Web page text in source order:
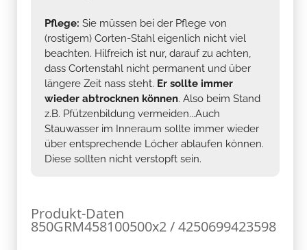
Pflege: Sie müssen bei der Pflege von
(rostigem) Corten-Stahl eigenlich nicht viel
beachten. Hilfreich ist nur, darauf zu achten,
dass Cortenstahl nicht permanent und über
längere Zeit nass steht. Er sollte immer
wieder abtrocknen können. Also beim Stand
z.B. Pfützenbildung vermeiden...Auch
Stauwasser im Inneraum sollte immer wieder
über entsprechende Löcher ablaufen können.
Diese sollten nicht verstopft sein.
Produkt-Daten
850GRM458100500x2 / 4250699423598